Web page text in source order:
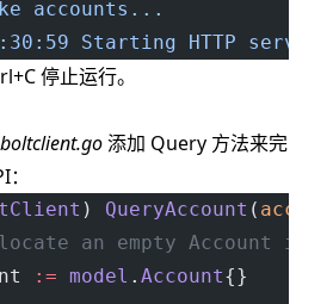
accounts...
Starting HTTP service
停止运行。
boltclient.go添加 Query 方法来完
) QueryAccount (
an empty Account
:= model .Account{}